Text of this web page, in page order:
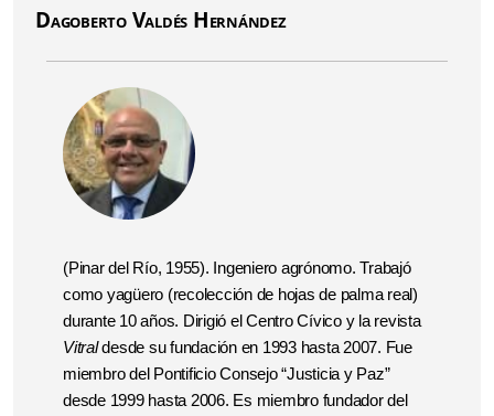
Dagoberto Valdés Hernández
(Pinar del Río, 1955). Ingeniero agrónomo. Trabajó
como yagüero (recolección de hojas de palma real)
durante 10 años. Dirigió el Centro Cívico y la revista
Vitraldesde su fundación en 1993 hasta 2007. Fue
miembro del Pontificio Consejo “Justicia y Paz”
desde 1999 hasta 2006. Es miembro fundador del